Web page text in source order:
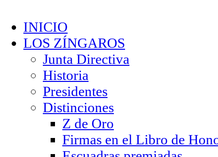
INICIO
LOS ZÍNGAROS
Junta Directiva
Historia
Presidentes
Distinciones
Z de Oro
Firmas en el Libro de